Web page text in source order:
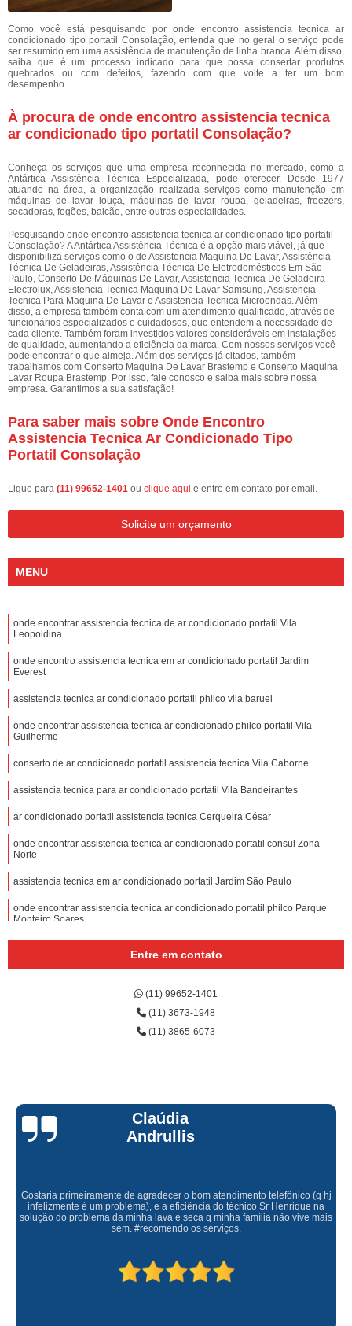
Como você está pesquisando por onde encontro assistencia tecnica ar
condicionado tipo portatil Consolação, entenda que no geral o serviço pode
ser resumido em uma assistência de manutenção de linha branca. Além disso,
saiba que é um processo indicado para que possa consertar produtos
quebrados ou com defeitos, fazendo com que volte a ter um bom
desempenho.
À procura de onde encontro assistencia tecnica
ar condicionado tipo portatil Consolação?
Conheça os serviços que uma empresa reconhecida no mercado, como a
Antártica Assistência Técnica Especializada, pode oferecer. Desde 1977
atuando na área, a organização realizada serviços como manutenção em
máquinas de lavar louça, máquinas de lavar roupa, geladeiras, freezers,
secadoras, fogões, balcão, entre outras especialidades.
Pesquisando onde encontro assistencia tecnica ar condicionado tipo portatil
Consolação? A Antártica Assistência Técnica é a opção mais viável, já que
disponibiliza serviços como o de Assistencia Maquina De Lavar, Assistência
Técnica De Geladeiras, Assistência Técnica De Eletrodomésticos Em São
Paulo, Conserto De Máquinas De Lavar, Assistencia Tecnica De Geladeira
Electrolux, Assistencia Tecnica Maquina De Lavar Samsung, Assistencia
Tecnica Para Maquina De Lavar e Assistencia Tecnica Microondas. Além
disso, a empresa também conta com um atendimento qualificado, através de
funcionários especializados e cuidadosos, que entendem a necessidade de
cada cliente. Também foram investidos valores consideráveis em instalações
de qualidade, aumentando a eficiência da marca. Com nossos serviços você
pode encontrar o que almeja. Além dos serviços já citados, também
trabalhamos com Conserto Maquina De Lavar Brastemp e Conserto Maquina
Lavar Roupa Brastemp. Por isso, fale conosco e saiba mais sobre nossa
empresa. Garantimos a sua satisfação!
Para saber mais sobre Onde Encontro
Assistencia Tecnica Ar Condicionado Tipo
Portatil Consolação
Ligue para (11) 99652-1401 ou clique aqui e entre em contato por email.
Solicite um orçamento
MENU
onde encontrar assistencia tecnica de ar condicionado portatil Vila
Leopoldina
onde encontro assistencia tecnica em ar condicionado portatil Jardim
Everest
assistencia tecnica ar condicionado portatil philco vila baruel
onde encontrar assistencia tecnica ar condicionado philco portatil Vila
Guilherme
conserto de ar condicionado portatil assistencia tecnica Vila Caborne
assistencia tecnica para ar condicionado portatil Vila Bandeirantes
ar condicionado portatil assistencia tecnica Cerqueira César
onde encontrar assistencia tecnica ar condicionado portatil consul Zona
Norte
assistencia tecnica em ar condicionado portatil Jardim São Paulo
onde encontrar assistencia tecnica ar condicionado portatil philco Parque
Monteiro Soares
Entre em contato
(11) 99652-1401
(11) 3673-1948
(11) 3865-6073
Claúdia
Andrullis
Gostaria primeiramente de agradecer o bom atendimento telefônico (q hj
infelizmente é um problema), e a eficiência do técnico Sr Henrique na
solução do problema da minha lava e seca q minha família não vive mais
sem. #recomendo os serviços.